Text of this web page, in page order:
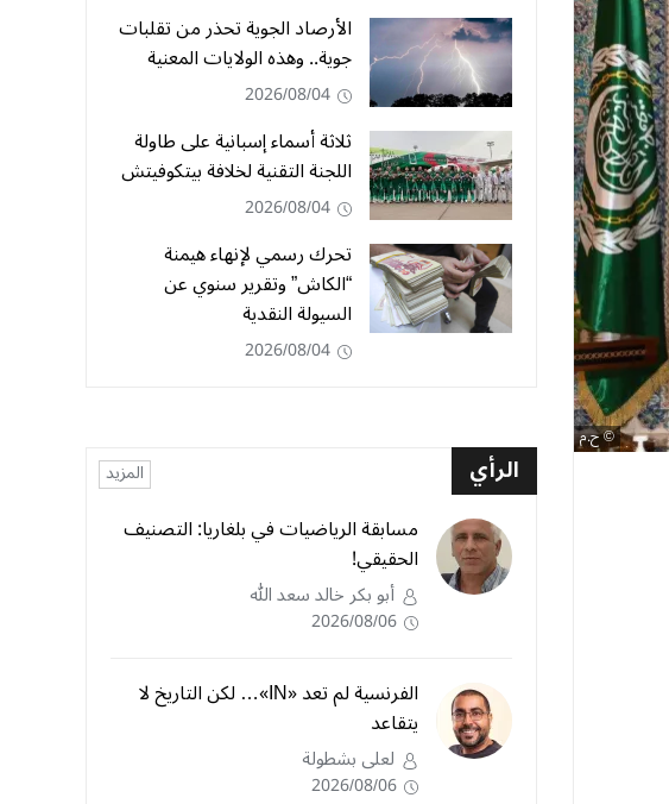
ح.م
الأرصاد الجوية تحذر من تقلبات
جوية.. وهذه الولايات المعنية
2026/08/04
ثلاثة أسماء إسبانية على طاولة
اللجنة التقنية لخلافة بيتكوفيتش
2026/08/04
تحرك رسمي لإنهاء هيمنة
“الكاش” وتقرير سنوي عن
السيولة النقدية
2026/08/04
الرأي المزيد
مسابقة الرياضيات في بلغاريا: التصنيف
الحقيقي!
أبو بكر خالد سعد الله
2026/08/06
الفرنسية لم تعد «IN»… لكن التاريخ لا
يتقاعد
لعلى بشطولة
2026/08/06